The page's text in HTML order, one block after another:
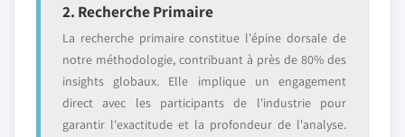
2. Recherche Primaire
La recherche primaire constitue l'épine dorsale de
notre méthodologie, contribuant à près de 80% des
insights globaux. Elle implique un engagement
direct avec les participants de l'industrie pour
garantir l'exactitude et la profondeur de l'analyse.